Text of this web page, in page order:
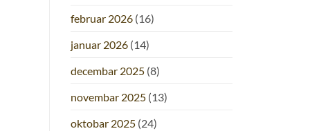
februar 2026 (16)
januar 2026 (14)
decembar 2025 (8)
novembar 2025 (13)
oktobar 2025 (24)